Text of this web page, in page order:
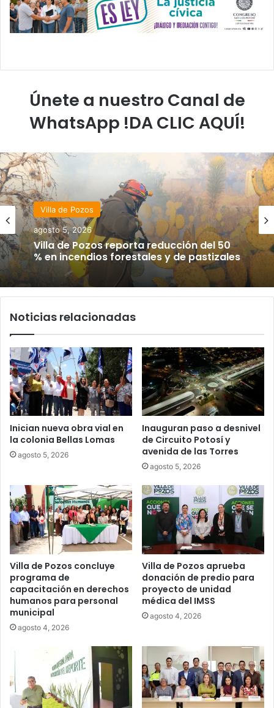
Únete a nuestro Canal de
WhatsApp !DA CLIC AQUÍ!
Villa de Pozos
agosto 5, 2026
Villa de Pozos reporta reducción del 50
% en incendios forestales y de pastizales
Noticias relacionadas
Inician nueva obra vial en
la colonia Bellas Lomas
agosto 5, 2026
Inauguran paso a desnivel
de Circuito Potosí y
avenida de las Torres
agosto 5, 2026
Villa de Pozos concluye
programa de
capacitación en derechos
humanos para personal
municipal
agosto 4, 2026
Villa de Pozos aprueba
donación de predio para
proyecto de unidad
médica del IMSS
agosto 4, 2026